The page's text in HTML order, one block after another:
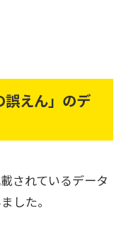
誤えん」のデ
されているデータ
した。